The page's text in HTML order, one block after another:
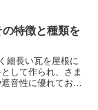
ポリプロピレン繊
ンクリートは、土
途に使用されてい
使われています。
に使われていま
われています。
特徴と種類を
細長い瓦を屋根に
して作られ、さま
音性に優れてお